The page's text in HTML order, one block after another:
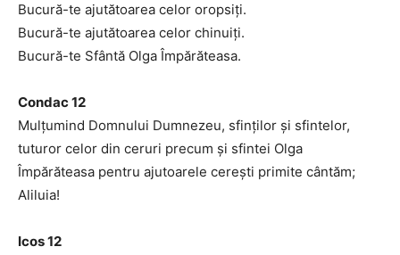
Bucură-te ajutătoarea celor oropsiţi.
Bucură-te ajutătoarea celor chinuiţi.
Bucură-te Sfântă Olga Împărăteasa.
Condac 12
Mulţumind Domnului Dumnezeu, sfinţilor şi sfintelor,
tuturor celor din ceruri precum şi sfintei Olga
Împărăteasa pentru ajutoarele cereşti primite cântăm;
Aliluia!
Icos 12